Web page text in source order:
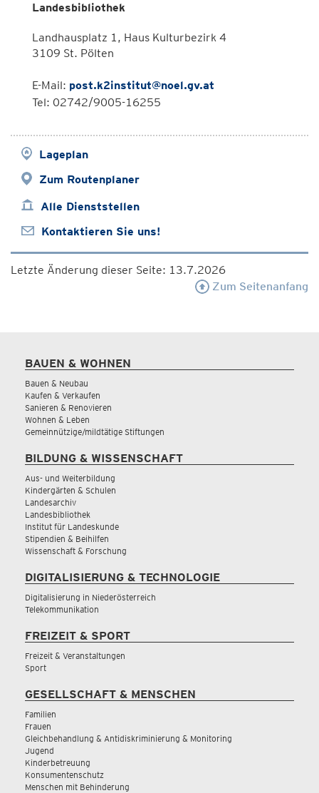
Landesbibliothek
Landhausplatz 1, Haus Kulturbezirk 4
3109 St. Pölten
E-Mail: post.k2institut@noel.gv.at
Tel: 02742/9005-16255
Lageplan
Zum Routenplaner
Alle Dienststellen
Kontaktieren Sie uns!
Letzte Änderung dieser Seite: 13.7.2026
Zum Seitenanfang
BAUEN & WOHNEN
Bauen & Neubau
Kaufen & Verkaufen
Sanieren & Renovieren
Wohnen & Leben
Gemeinnützige/mildtätige Stiftungen
BILDUNG & WISSENSCHAFT
Aus- und Weiterbildung
Kindergärten & Schulen
Landesarchiv
Landesbibliothek
Institut für Landeskunde
Stipendien & Beihilfen
Wissenschaft & Forschung
DIGITALISIERUNG & TECHNOLOGIE
Digitalisierung in Niederösterreich
Telekommunikation
FREIZEIT & SPORT
Freizeit & Veranstaltungen
Sport
GESELLSCHAFT & MENSCHEN
Familien
Frauen
Gleichbehandlung & Antidiskriminierung & Monitoring
Jugend
Kinderbetreuung
Konsumentenschutz
Menschen mit Behinderung